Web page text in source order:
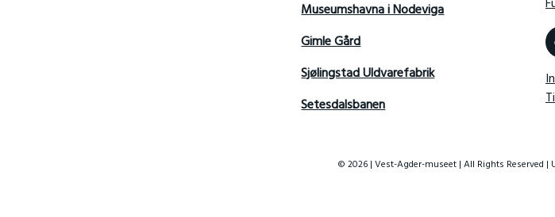
Museumshavna i Nodeviga
Gimle Gård
Sjølingstad Uldvarefabrik
Setesdalsbanen
© 2026 | Vest-Agder-museet | All Rights Reserved |